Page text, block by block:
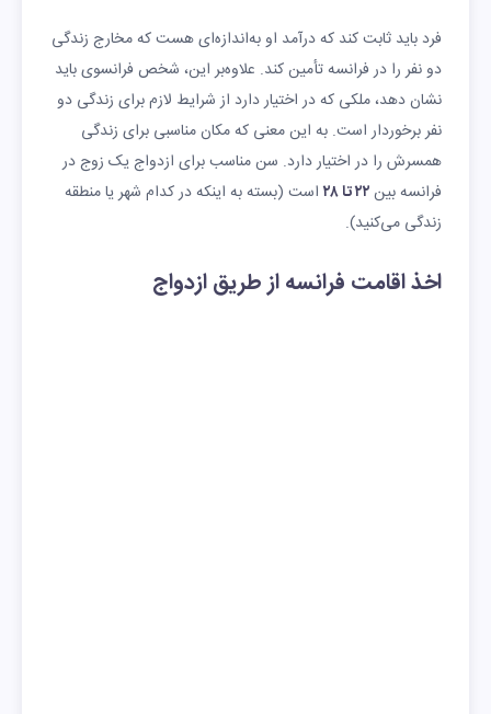
فرد باید ثابت کند که درآمد او به‌اندازه‌ای هست که مخارج زندگی
دو نفر را در فرانسه تأمین کند. علاوه‌بر این، شخص فرانسوی باید
نشان دهد، ملکی که در اختیار دارد از شرایط لازم برای زندگی دو
نفر برخوردار است. به این معنی که مکان مناسبی برای زندگی
همسرش را در اختیار دارد. سن مناسب برای ازدواج یک زوج در
فرانسه بین
است (بسته به اینکه در کدام شهر یا منطقه
زندگی می‌کنید).
اخذ اقامت فرانسه از طریق ازدواج